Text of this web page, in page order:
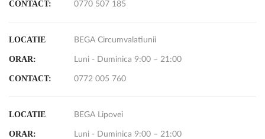
CONTACT: 0770 507 185
LOCATIE BEGA Circumvalatiunii
ORAR: Luni - Duminica 9:00 – 21:00
CONTACT: 0772 005 760
LOCATIE BEGA Lipovei
ORAR: Luni - Duminica 9:00 – 21:00